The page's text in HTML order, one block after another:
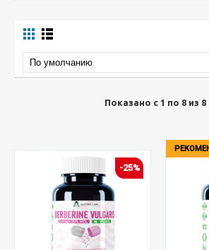
Показано с 1 по 8 из
-25%